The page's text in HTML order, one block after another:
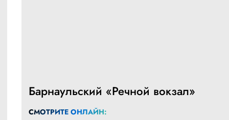
Барнаульский «Речной вокзал»
СМОТРИТЕ ОНЛАЙН: